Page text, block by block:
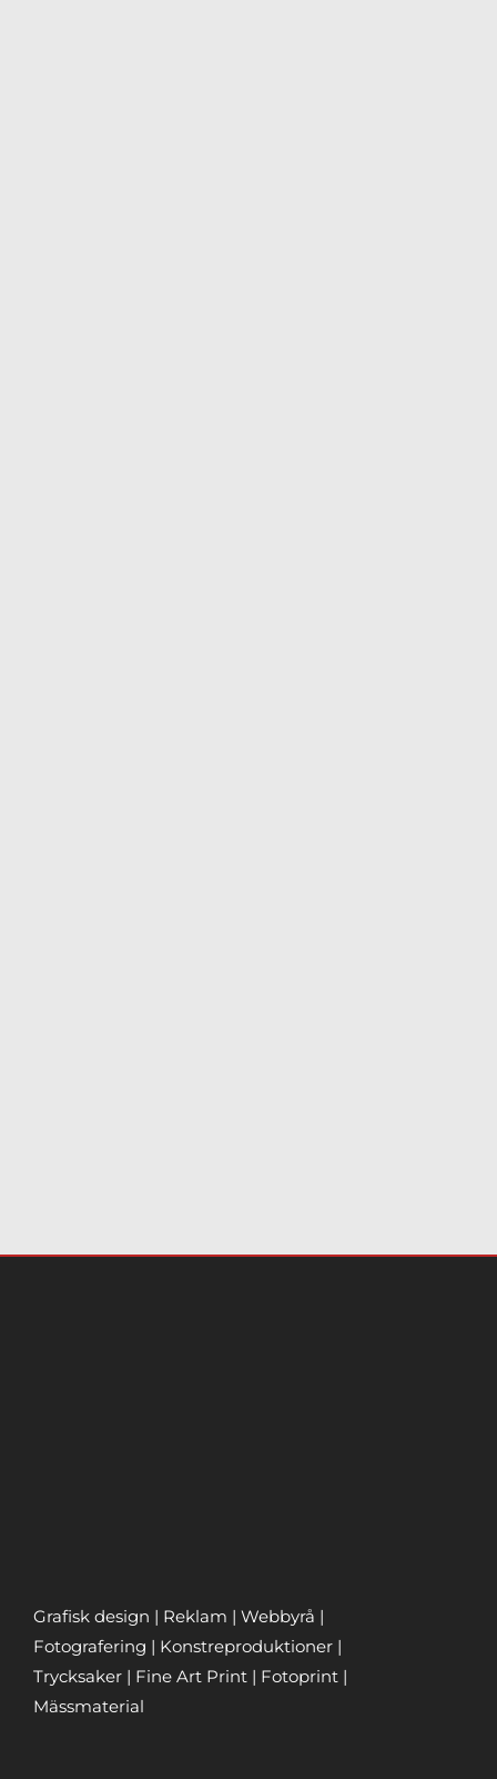
Grafisk design | Reklam | Webbyrå |
Fotografering | Konstreproduktioner |
Trycksaker | Fine Art Print | Fotoprint |
Mässmaterial